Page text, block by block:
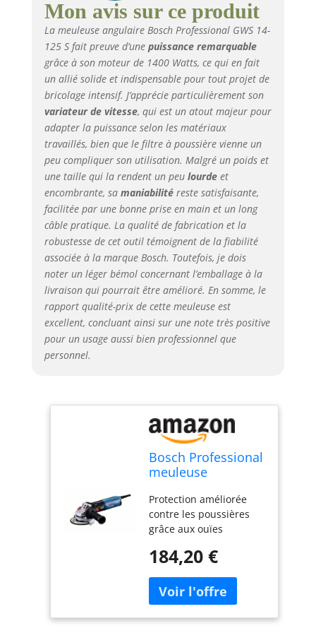
tronçonner, clé à ergots,
flasque de serrage,
écrou de serrage
Mon avis sur ce produit
La meuleuse angulaire Bosch Professional GWS 14-
125 S fait preuve d’une puissance remarquable
grâce à son moteur de 1400 Watts, ce qui en fait
un allié solide et indispensable pour tout projet de
bricolage intensif. J’apprécie particulièrement son
variateur de vitesse, qui est un atout majeur pour
adapter la puissance selon les matériaux
travaillés, bien que le filtre à poussière vienne un
peu compliquer son utilisation. Malgré un poids et
une taille qui la rendent un peu lourdeet
encombrante, sa maniabilitéreste satisfaisante,
facilitée par une bonne prise en main et un long
câble pratique. La qualité de fabrication et la
robustesse de cet outil témoignent de la fiabilité
associée à la marque Bosch. Toutefois, je dois
noter un léger bémol concernant l’emballage à la
livraison qui pourrait être amélioré. En somme, le
rapport qualité-prix de cette meuleuse est
excellent, concluant ainsi sur une note très positive
pour un usage aussi bien professionnel que
personnel.
Bosch Professional
meuleuse
125 S (avec
poignée auxiliaire,
capot de
de protection pour
tronçonner, clé à
ergots, flasque de
serrage, écrou de
serrage)
Protection améliorée
contre les poussières
grâce aux ouïes
l’arrière de l’outil pour
maximale Confort
nettement amélioré par
la poignée plus fine
184,20 €